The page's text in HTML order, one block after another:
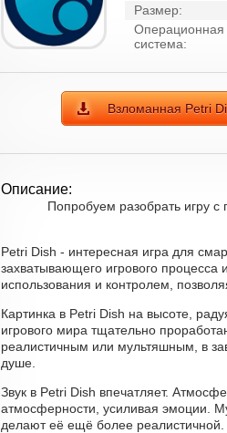
Размер:
Операционная
система:
Взломанная Petri
Описание:
Попробуем разобрать игру с
Petri Dish - интересная игра для
захватывающего игрового процесса
использования и контролем,
Картинка в Petri Dish на высоте,
игрового мира тщательно
реалистичным или мультяшным, в
душе.
Звук в Petri Dish впечатляет.
атмосферности, усиливая эмоции.
делают её ещё более реалистичной.